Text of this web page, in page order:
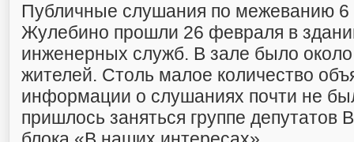
Публичные слушания по межеванию 6
Жулебино прошли 26 февраля в
инженерных служб. В зале было
жителей. Столь малое количество
информации о слушаниях почти не
пришлось заняться группе